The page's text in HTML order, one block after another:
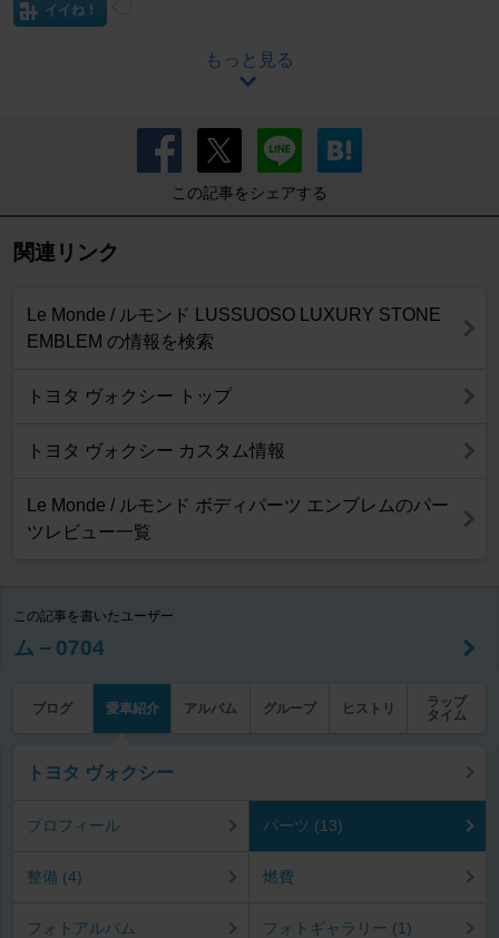
イイね！
もっと見る
この記事をシェアする
関連リンク
Le Monde / ルモンド LUSSUOSO LUXURY STONE
EMBLEM の情報を検索
トヨタ ヴォクシー トップ
トヨタ ヴォクシー カスタム情報
Le Monde / ルモンド ボディパーツ エンブレムのパー
ツレビュー一覧
この記事を書いたユーザー
ム－0704
ブログ 愛車紹介 アルバム グループ ヒストリ
ラップ
タイム
トヨタ ヴォクシー
プロフィール パーツ (13)
整備 (4) 燃費
フォトアルバム フォトギャラリー (1)